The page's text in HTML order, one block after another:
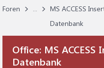
Foren ...
MS ACCESS Insert into Foto
Datenbank
Office: MS
Datenbank